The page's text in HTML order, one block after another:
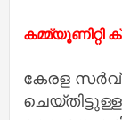
കമ്മ്യൂണിറ്റി
കേരള